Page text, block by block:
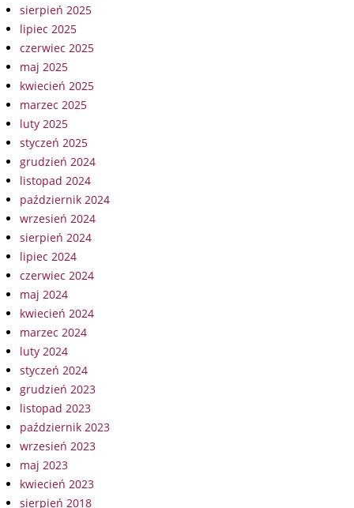
sierpień 2025
lipiec 2025
czerwiec 2025
maj 2025
kwiecień 2025
marzec 2025
luty 2025
styczeń 2025
grudzień 2024
listopad 2024
październik 2024
wrzesień 2024
sierpień 2024
lipiec 2024
czerwiec 2024
maj 2024
kwiecień 2024
marzec 2024
luty 2024
styczeń 2024
grudzień 2023
listopad 2023
październik 2023
wrzesień 2023
maj 2023
kwiecień 2023
sierpień 2018